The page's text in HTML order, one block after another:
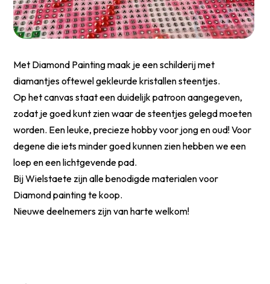
Met Diamond Painting maak je een schilderij met
diamantjes oftewel gekleurde kristallen steentjes.
Op het canvas staat een duidelijk patroon aangegeven,
zodat je goed kunt zien waar de steentjes gelegd moeten
worden. Een leuke, precieze hobby voor jong en oud! Voor
degene die iets minder goed kunnen zien hebben we een
loep en een lichtgevende pad.
Bij Wielstaete zijn alle benodigde materialen voor
Diamond painting te koop.
Nieuwe deelnemers zijn van harte welkom!